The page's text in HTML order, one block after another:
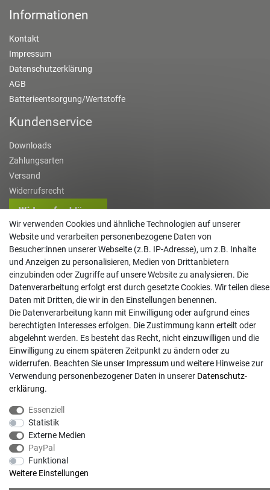
Informationen
Kontakt
Impressum
Datenschutzerklärung
AGB
Batterieentsorgung/Wertstoffe
Kundenservice
Downloads
Zahlungsarten
Versand
Widerrufsrecht
Widerruf erklären
Kontakt
info@gartentechnik-hansen.de
0481 8565-0
Mo. - Do. 08:00 - 17:00 | Fr. 8:00 - 15:00
Anrufe aus dem dt. Festnetz zum Ortstarif, Preise aus dem Mobilfunknetz ggf.
abweichend (abhängig vom Provider).
© Copyright 2026 | Alle Rechte vorbehalten. - Gartentechnik Hansen | Realisation
Wir verwenden Cookies und ähnliche Technologien auf unserer
Website und verarbeiten personenbezogene Daten von
Besucher:innen unserer Webseite (z.B. IP-Adresse), um z.B. Inhalte
und Anzeigen zu personalisieren, Medien von Drittanbietern
einzubinden oder Zugriffe auf unsere Website zu analysieren. Die
Datenverarbeitung erfolgt erst durch gesetzte Cookies. Wir teilen diese
Daten mit Dritten, die wir in den Einstellungen benennen.
Die Datenverarbeitung kann mit Einwilligung oder aufgrund eines
berechtigten Interesses erfolgen. Die Zustimmung kann erteilt oder
abgelehnt werden. Es besteht das Recht, nicht einzuwilligen und die
Einwilligung zu einem späteren Zeitpunkt zu ändern oder zu
widerrufen. Beachten Sie unser Impressum und weitere Hinweise zur
Verwendung personenbezogener Daten in unserer Daten­schutz­
erklärung.
Essenziell
Statistik
Externe Medien
PayPal
Funktional
Weitere Einstellungen